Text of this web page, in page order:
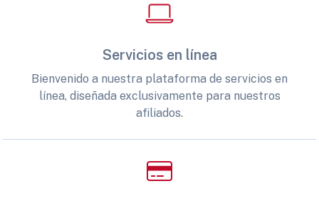
Servicios en línea
Bienvenido a nuestra plataforma de servicios en
línea, diseñada exclusivamente para nuestros
afiliados.